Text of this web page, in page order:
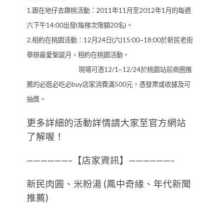
1.跟在地仔去趣桃活動：2011年11月至2012年1月的每週
六下午14:00出發(每梯次限額20名)。
2.相約在桃園活動：12月24日(六)15:00~18:00於新民老街
舉辦最愛聖誕月，相約在桃園活動，
現場可憑12/1~12/24於桃園站前商圈推
薦的必逛必吃必buy店家消費滿500元，憑發票或收據及可
抽獎。
更多詳細的活動詳情請大家至官方網站
了解喔！
——————–【店家資訊】——————–
新民肉圓、米粉湯 (鳳中奇緣、年代新聞
推薦)